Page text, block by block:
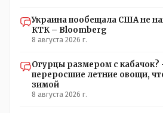
Украина пообещала США не
КТК – Bloomberg
8 августа 2026 г.
Огурцы размером с
переросшие летние овощи,
зимой
8 августа 2026 г.